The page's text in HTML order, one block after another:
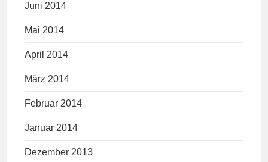
Juni 2014
Mai 2014
April 2014
März 2014
Februar 2014
Januar 2014
Dezember 2013